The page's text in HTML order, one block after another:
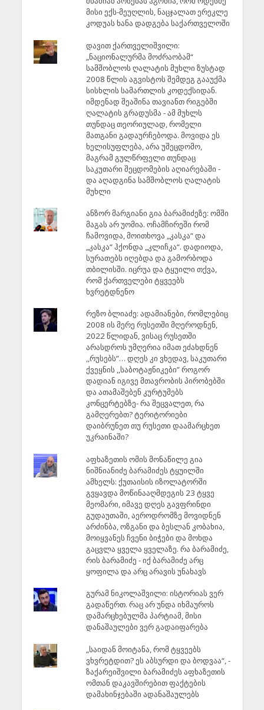
მისი ექს-მეუღლის, ნაცჯალათ ერეკლე
კოდუას ხანა დადგება საქართველოში
დავით ქართველიშვილი:
„ნაციონალურმა მოძრაობამ“
სამშობლოს ღალატის მუხლი ზუსტად
2008 წლის აგვისტოს შემდეგ გააუქმა
სისხლის სამართლის კოდექსიდან.
იმდენად შეაშინა თავიანთ რიგებში
ღალატის გრადუსმა - ამ მუხლს
თუნდაც თეორიულად, რომელი
მათგანი გადაურჩებოდა. მოვიდა ეს
ხელისუფლება, არა უშეცდომო,
მაგრამ გულწრფელი თუნდაც
საკუთარი შეცდომების აღიარებაში -
და აღადგინა სამშობლოს ღალატის
მუხლი
ანზორ მარგიანი გია ბარამიძეზე: ომში
მაგას არ უომია. ოჩამჩირეში რომ
ჩამოვიდა, მოითხოვა „კასკა“ და
„კასკა“ ჰქონდა „კლიჩკა“. დადიოდა,
სურათებს იღებდა და გამორბოდა
თბილისში. იცრუა და ტყუილი თქვა,
რომ ქართველები ტყვეებს
ხვრეტდნენო
რეზო ბლიაძე: ადამიანები, რომლებიც
2008 ის მერე რუსეთში მღეროდნენ,
2022 წლიდან, ვისაც რუსეთში
არასდროს უმღერია იმათ ეძახდნენ
,,რუსებს”… დღეს კი ვხედავ, საკუთარი
ქვეყნის ,,საბოტაჟნიკები” როგორ
დადიან იგივე მთავრობის პირობებში
და ათამაშებენ კურტუმებს
კონცერტებზე- რა შეცვალეთ, რა
გამღერებთ? ტერიტორიები
დაიბრუნეთ თუ რუსეთი დაამარცხეთ
უკრაინაში?
აფხაზეთის ომის მონაწილე გია
ნიშნიანიძე ბარამიძეს ტყუილში
ამხელს: ქუთაისის იზოლატორში
გვყავდა მოწინააღმდეგის 23 ტყვე
მეომარი, იმავე დღეს გავფრინდი
გუდაუთაში, აეროდრომზე მოვიდნენ
არძინბა, ოზგანი და ბესლან კობახია,
მოიყვანეს ჩვენი ბიჭები და მოხდა
გაცვლა ყველა ყველაზე. რა ბარამიძე,
რის ბარამიძე - იქ ბარამიძე არც
ყოფილა და არც არავის უნახავს
გურამ ნიკოლაშვილი: ისტორიას ვერ
გადაწერთ. რაც არ უნდა იხმაუროს
დამარცხებულმა პარტიამ, მისი
დანაშაულები ვერ გადაიფარება
„საიდან მოიტანა, რომ ტყვეებს
ვხვრეტდით? ეს აბსურდი და ბოდვაა“, -
ზაქარეიშვილი ბარამიძეს აფხაზეთის
ომთან დაკავშირებით ფაქტების
დამახინჯებაში ადანაშაულებს